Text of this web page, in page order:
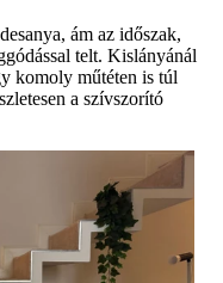
ám az időszak,
telt. Kislányánál
komoly műtéten is túl
a szívszorító